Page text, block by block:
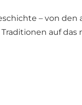
– von
auf das